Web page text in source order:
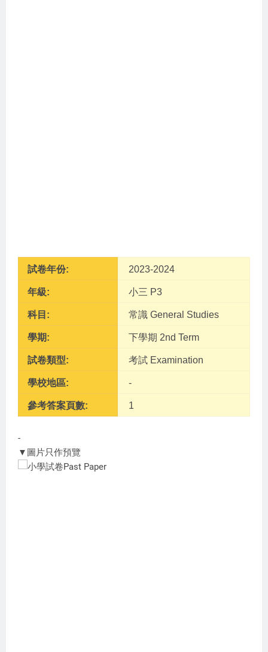
試卷年份: 2023-2024
年級: 小三 P3
科目: 常識 General Studies
學期: 下學期 2nd Term
試卷類型: 考試 Examination
學校地區: -
參考答案頁數: 1
-
▼圖片只作預覽